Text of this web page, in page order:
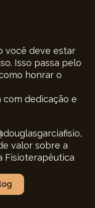
você deve estar
Isso passa pelo
honrar o
com dedicação e
valor sobre a
Fisioterapêutica